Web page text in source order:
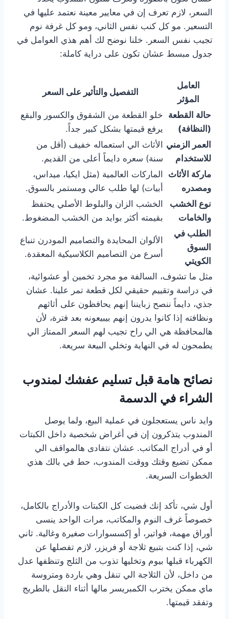
السعر، لازم تعرف إن في معايير معينة نعتمد عليها في
التسعير. مو كل كنب نفس الثاني، ومو كل غرفة نوم
تجيب نفس السعر. خلنا نوضح لك أهم هذي العوامل في
جدول مبسط عشان تكون على دراية كاملة:
العامل
المؤثر
التفصيل والتأثير على السعر
حالة القطعة
(النظافة)
خلو القطعة من الشقوق والكسور والبقع
يرفع قيمتها بشكل كبير جداً.
العمر الزمني
للاستخدام
الأثاث الي استعماله خفيف (أقل من
سنة) سعره دايماً أعلى من القديم.
ماركة الأثاث
ومصدره
الماركات العالمية (مثل ايكيا، ميداس،
أبيات) لها طلب عالي ومستمر بالسوق.
نوع الخشب
والخامات
الخشب الزان والبلوط الأصلي يحتفظ
بقيمته أكثر بوايد من الخشب المضغوط.
الطلب في
السوق
الكويتي
الألوان المحايدة والتصاميم المودرن تنباع
أسرع من التصاميم الكلاسيكية المعقدة.
مثل ما تشوف، السالفة مو مجرد تخمين أو عشوائية،
في دراسة وتقييم حقيقي لكل قطعة تمر علينا. عشان
جذي، دايماً ننصح زبايننا إنهم يحافظون على أثاثهم
ونظافته إذا كانوا يدرون إنهم بيبيعونه بعد فترة، لأن
هالمحافظة هي الي راح تجيب لهم السعر الممتاز الي
يطمحون له في النهاية وتخلي البيعة سريعة.
نصائح هامة قبل تسليم عفشك لمندوب
الشراء في الدسمة
وايد ناس يستعجلون في عملية البيع، ولما يوصل
المندوب يتذكرون إن في أغراض شخصية داخل الكبتات
أو في أدراج المكاتب. عشان نتفادى هالمواقف الي
ممكن تضيع وقتك ووقت المندوب، حط في بالك هذي
الخطوات السريعة.
أول شي، تأكد إنك فضيت كل الكبتات والأدراج بالكامل،
خصوصاً غرف النوم والمكاتب، مرات الواحد ينسى
أوراق مهمة، فواتير، أو إكسسوارات صغيرة وغالية. ثاني
شي، إذا كنت بتبيع ثلاجة أو فريزر، لازم تفصلها عن
الكهرباء قبلها بيوم وتخليها تذوب من الثلج وتنظفها عدل
من داخل، لأن الثلاجة الي تنقل وهي باردة ومتروسة
ماي ممكن يخترب الكمبريسر مالها أثناء النقل بالطريج
وتفقد قيمتها.